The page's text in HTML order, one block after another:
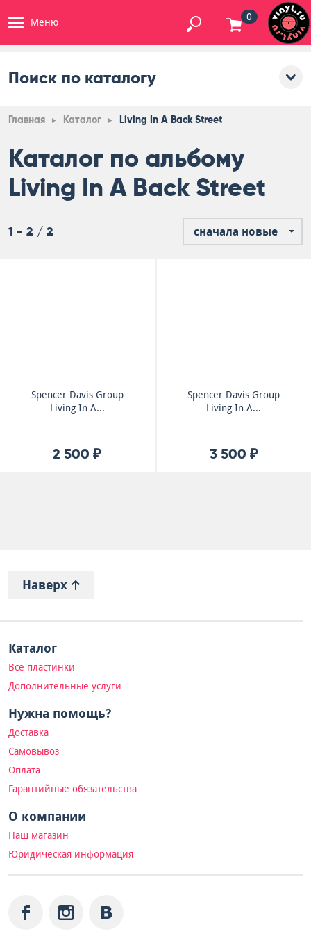
Меню 0
Поиск по каталогу
Главная Каталог Living In A Back Street
Каталог по альбому
Living In A Back Street
1 - 2 / 2 сначала новые
Spencer Davis Group
Living In A...
2 500 ₽
Spencer Davis Group
Living In A...
3 500 ₽
Наверх
Каталог
Все пластинки
Дополнительные услуги
Нужна помощь?
Доставка
Самовывоз
Оплата
Гарантийные обязательства
О компании
Наш магазин
Юридическая информация